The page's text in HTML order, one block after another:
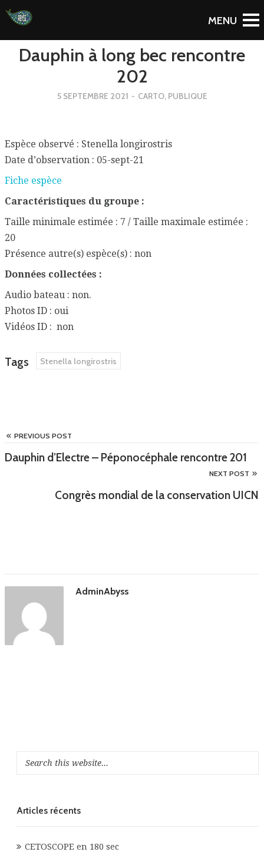
To Blog
Dauphin à long bec rencontre
202
5 SEPTEMBRE 2021 - CARTO, PUBLIQUE
Espèce observé : Stenella longirostris
Date d’observation : 05-sept-21
Fiche espèce
Caractéristiques du groupe :
Taille minimale estimée : 7 / Taille maximale estimée :
20
Présence autre(s) espèce(s) : non
Données collectées :
Audio bateau : non.
Photos ID : oui
Vidéos ID : non
Tags Stenella longirostris
PREVIOUS POST
Dauphin d’Electre – Péponocéphale rencontre 201
NEXT POST
Congrès mondial de la conservation UICN
AdminAbyss
Articles récents
CETOSCOPE en 180 sec